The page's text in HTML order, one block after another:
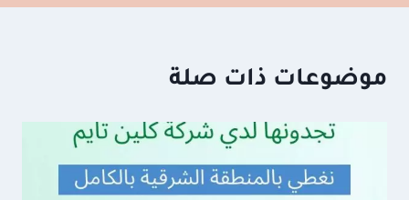
موضوعات ذات صلة